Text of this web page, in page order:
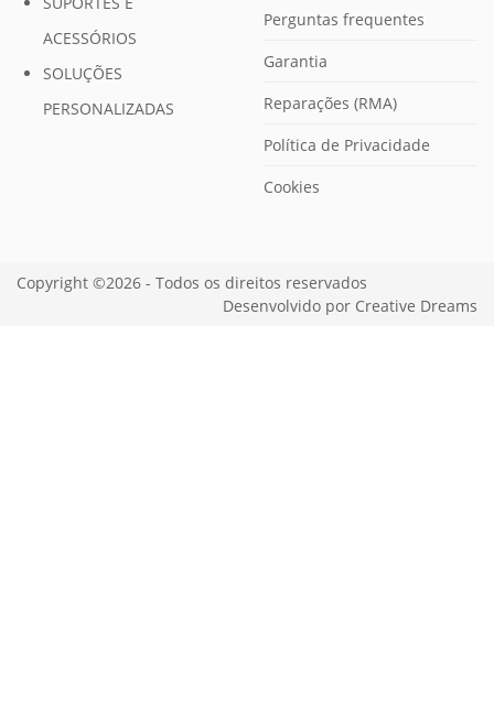
ACESSÓRIOS
SOLUÇÕES
PERSONALIZADAS
Perguntas frequentes
Garantia
Reparações (RMA)
Política de Privacidade
Cookies
Copyright ©2026 - Todos os direitos reservados
Desenvolvido por Creative Dreams